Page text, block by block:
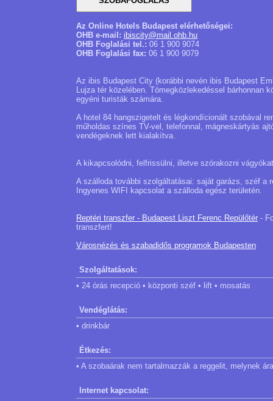
Az Online Hotels Budapest elérhetőségei:
OHB e-mail: ibiscity@mail.ohb.hu
OHB Foglalási tel.: 06 1 900 9074
OHB Foglalási fax: 06 1 900 9079
Az ibis Budapest City (korábbi nevén ibis Budapest
Lujza tér közelében. Tömegközlekedéssel bárhonnan
egyéni turisták számára.
A hotel 84 hangszigetelt és légkondícionált szobával
műholdas színes TV-vel, telefonnal, mágneskártyás
vendégeknek lett kialakítva.
A kikapcsolódni, felfrissülni, illetve szórakozni
A szálloda további szolgáltatásai: saját garázs, széf a
Ingyenes WIFI kapcsolat a szálloda egész területén.
Reptéri transzfer - Budapest Liszt Ferenc Repülőtér -
transzfert!
Városnézés és szabadidős programok Budapesten
Szolgáltatások:
• 24 órás recepció • központi széf • lift • mosatás
Vendéglátás:
• drinkbár
Étkezés:
• A szobaárak nem tartalmazzák a reggelit, melynek
Internet kapcsolat: